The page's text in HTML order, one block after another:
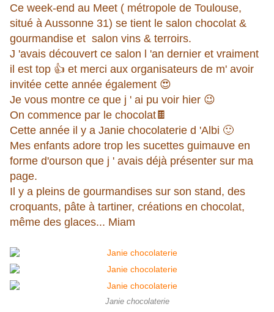
Ce week-end au Meet ( métropole de Toulouse,
situé à Aussonne 31) se tient le salon chocolat &
gourmandise et salon vins & terroirs.
J 'avais découvert ce salon l 'an dernier et vraiment
il est top 👍 et merci aux organisateurs de m' avoir
invitée cette année également 😍
Je vous montre ce que j ' ai pu voir hier 😉
On commence par le chocolat🍫
Cette année il y a Janie chocolaterie d 'Albi 🙂
Mes enfants adore trop les sucettes guimauve en
forme d'ourson que j ' avais déjà présenter sur ma
page.
Il y a pleins de gourmandises sur son stand, des
croquants, pâte à tartiner, créations en chocolat,
même des glaces... Miam
Janie chocolaterie